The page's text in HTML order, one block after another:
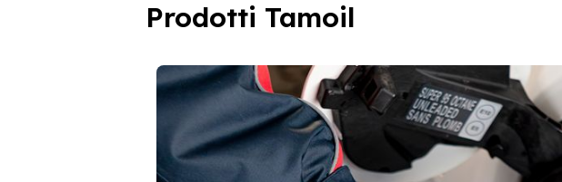
Prodotti Tamoil